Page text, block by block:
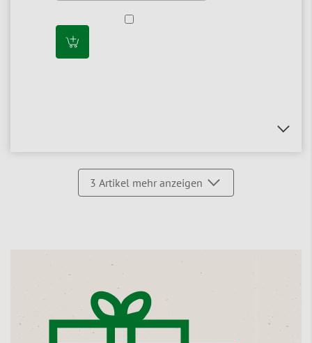
3 Artikel mehr anzeigen